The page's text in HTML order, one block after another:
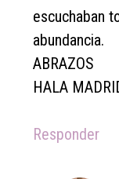
escuchaban
abundancia.
ABRAZOS
HALA
Responder